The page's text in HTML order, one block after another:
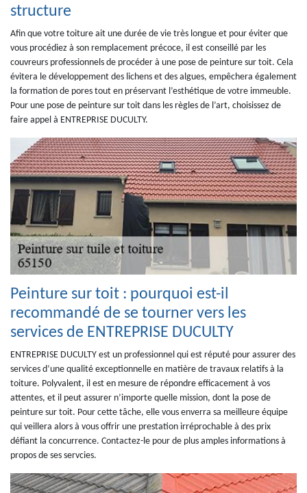
structure
Afin que votre toiture ait une durée de vie très longue et pour éviter que
vous procédiez à son remplacement précoce, il est conseillé par les
couvreurs professionnels de procéder à une pose de peinture sur toit. Cela
évitera le développement des lichens et des algues, empêchera également
la formation de pores tout en préservant l’esthétique de votre immeuble.
Pour une pose de peinture sur toit dans les règles de l’art, choisissez de
faire appel à ENTREPRISE DUCULTY.
Peinture sur toit : pourquoi est-il
recommandé de se tourner vers les
services de ENTREPRISE DUCULTY
ENTREPRISE DUCULTY est un professionnel qui est réputé pour assurer des
services d’une qualité exceptionnelle en matière de travaux relatifs à la
toiture. Polyvalent, il est en mesure de répondre efficacement à vos
attentes, et il peut assurer n’importe quelle mission, dont la pose de
peinture sur toit. Pour cette tâche, elle vous enverra sa meilleure équipe
qui veillera alors à vous offrir une prestation irréprochable à des prix
défiant la concurrence. Contactez-le pour de plus amples informations à
propos de ses servcies.